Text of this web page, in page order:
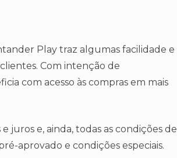
Play traz algumas facilidade e
Com intenção de
com acesso às compras em mais
juros e, ainda, todas as condições de
aprovado e condições especiais.